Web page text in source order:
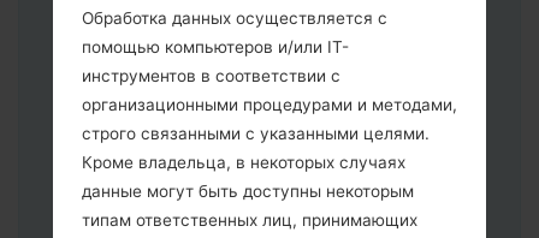
Обработка данных осуществляется с
помощью компьютеров и/или IT-
инструментов в соответствии с
организационными процедурами и методами,
строго связанными с указанными целями.
Кроме владельца, в некоторых случаях
данные могут быть доступны некоторым
типам ответственных лиц, принимающих